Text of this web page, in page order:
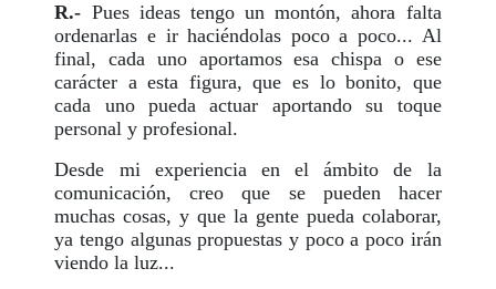
R.- Pues ideas tengo un montón, ahora falta
ordenarlas e ir haciéndolas poco a poco... Al
final, cada uno aportamos esa chispa o ese
carácter a esta figura, que es lo bonito, que
cada uno pueda actuar aportando su toque
personal y profesional.
Desde mi experiencia en el ámbito de la
comunicación, creo que se pueden hacer
muchas cosas, y que la gente pueda colaborar,
ya tengo algunas propuestas y poco a poco irán
viendo la luz...